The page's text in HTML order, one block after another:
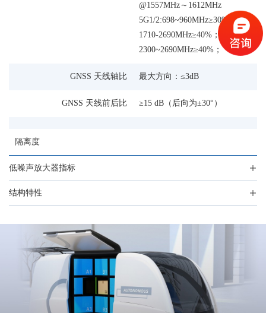
@1557MHz～1612MHz
5G1/2:698~960MHz≥30%
1710-2690MHz≥40%；
2300~2690MHz≥40%；
GNSS 天线轴比 最大方向：≤3dB
GNSS 天线前后比 ≥15 dB（后向为±30°）
隔离度
低噪声放大器指标
结构特性